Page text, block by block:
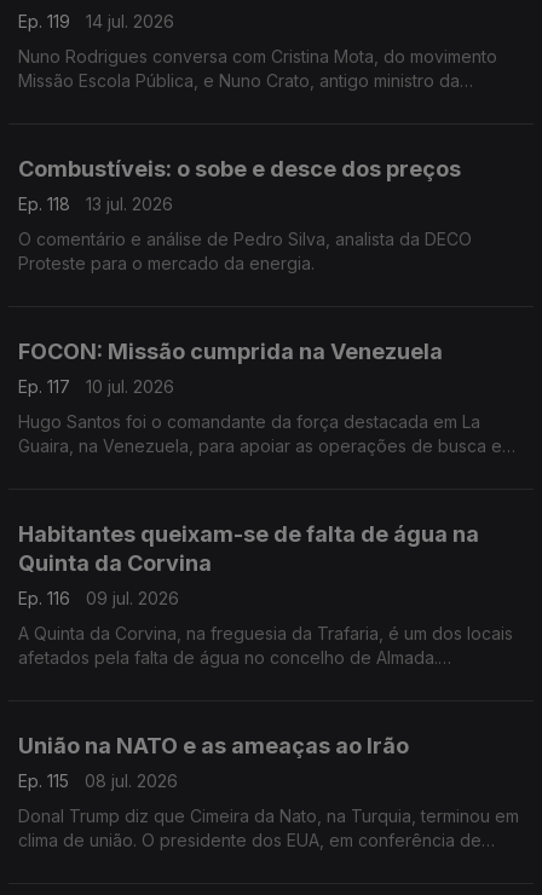
Ep. 119
14 jul. 2026
Nuno Rodrigues conversa com Cristina Mota, do movimento
Missão Escola Pública, e Nuno Crato, antigo ministro da
Combustíveis: o sobe e desce dos preços
Ep. 118
13 jul. 2026
O comentário e análise de Pedro Silva, analista da DECO
Proteste para o mercado da energia.
FOCON: Missão cumprida na Venezuela
Ep. 117
10 jul. 2026
Hugo Santos foi o comandante da força destacada em La
Guaira, na Venezuela, para apoiar as operações de busca e
Habitantes queixam-se de falta de água na
Quinta da Corvina
Ep. 116
09 jul. 2026
A Quinta da Corvina, na freguesia da Trafaria, é um dos locais
afetados pela falta de água no concelho de Almada.
União na NATO e as ameaças ao Irão
Ep. 115
08 jul. 2026
Donal Trump diz que Cimeira da Nato, na Turquia, terminou em
clima de união. O presidente dos EUA, em conferência de